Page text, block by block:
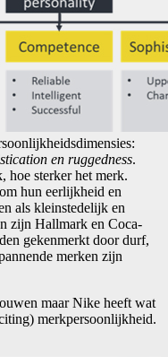
en ruggedness.
hoe sterker het merk.
hun eerlijkheid en
als kleinstedelijk en
zijn Hallmark en Coca-
gekenmerkt door durf,
merken zijn
maar Nike heeft wat
merkpersoonlijkheid.